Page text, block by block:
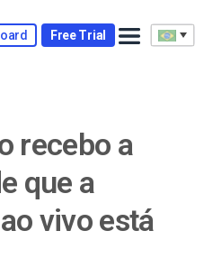
Free Trial
recebo a
que a
vivo está